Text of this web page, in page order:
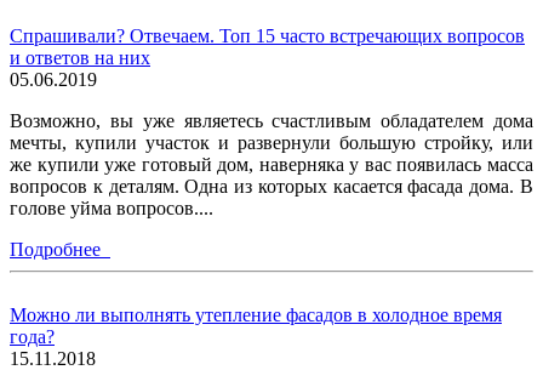
Спрашивали? Отвечаем. Топ 15 часто встречающих вопросов
и ответов на них
05.06.2019
Возможно, вы уже являетесь счастливым обладателем дома
мечты, купили участок и развернули большую стройку, или
же купили уже готовый дом, наверняка у вас появилась масса
вопросов к деталям. Одна из которых касается фасада дома. В
голове уйма вопросов....
Подробнее
Можно ли выполнять утепление фасадов в холодное время
года?
15.11.2018